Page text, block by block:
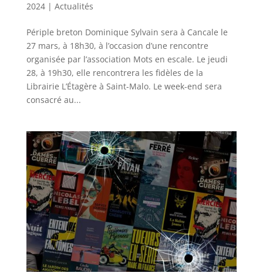
2024| Actualités
Périple breton Dominique Sylvain sera à Cancale le
27 mars, à 18h30, à l’occasion d’une rencontre
organisée par l’association Mots en escale. Le jeudi
28, à 19h30, elle rencontrera les fidèles de la
Librairie L’Étagère à Saint-Malo. Le week-end sera
consacré au...